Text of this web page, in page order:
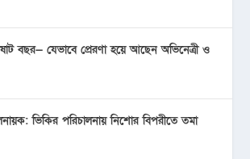
বছর— যেভাবে প্রেরণা হয়ে আছেন অভিনেত্রী ও
ভিকির পরিচালনায় নিশোর বিপরীতে তমা